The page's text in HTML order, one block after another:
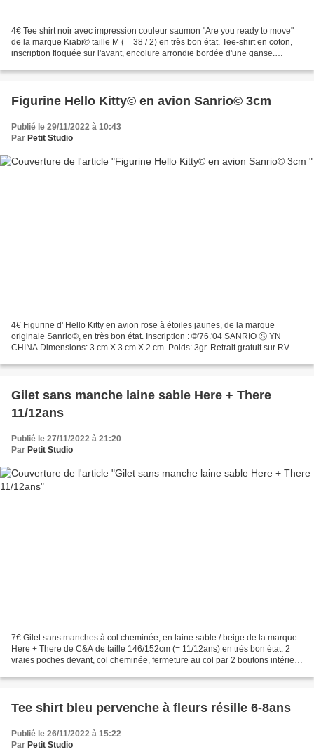
4€ Tee shirt noir avec impression couleur saumon "Are you ready to move"
de la marque Kiabi© taille M ( = 38 / 2) en très bon état. Tee-shirt en coton,
inscription floquée sur l'avant, encolure arrondie bordée d'une ganse.
Figurine Hello Kitty© en avion Sanrio© 3cm
Publié le 29/11/2022 à 10:43
Par Petit Studio
4€ Figurine d' Hello Kitty en avion rose à étoiles jaunes, de la marque
originale Sanrio©, en très bon état. Inscription : ©'76.'04 SANRIO Ⓢ YN
CHINA Dimensions: 3 cm X 3 cm X 2 cm. Poids: 3gr. Retrait gratuit sur RV à
Gilet sans manche laine sable Here + There
11/12ans
Publié le 27/11/2022 à 21:20
Par Petit Studio
7€ Gilet sans manches à col cheminée, en laine sable / beige de la marque
Here + There de C&A de taille 146/152cm (= 11/12ans) en très bon état. 2
vraies poches devant, col cheminée, fermeture au col par 2 boutons intérieur
Tee shirt bleu pervenche à fleurs résille 6-8ans
Publié le 26/11/2022 à 15:22
Par Petit Studio